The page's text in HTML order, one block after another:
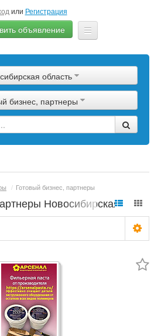
или Регистрация
объявление
Сырье
Изделия
Оборудование
область
бизнес, партнеры
/ Готовый бизнес, партнеры
Новосибирская
Сбросить фильтр